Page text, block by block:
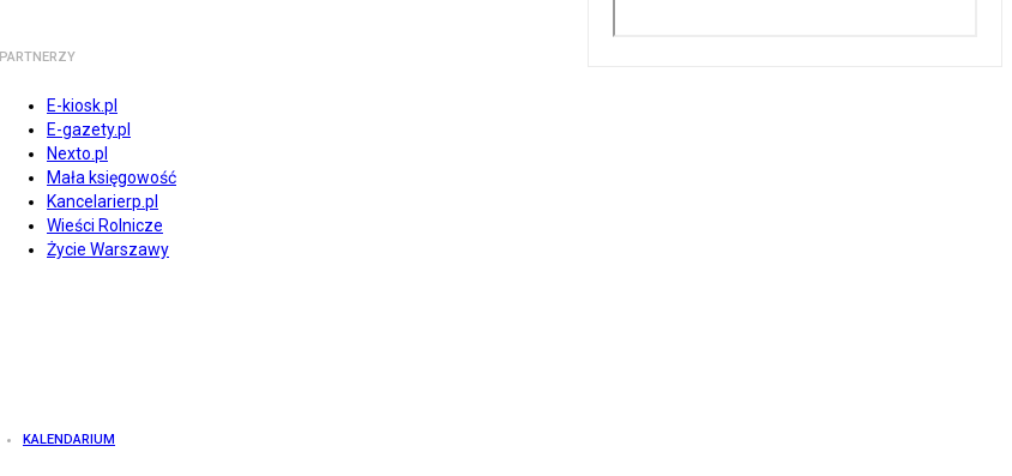
PARTNERZY
E-kiosk.pl
E-gazety.pl
Nexto.pl
Mała księgowość
Kancelarierp.pl
Wieści Rolnicze
Życie Warszawy
KALENDARIUM